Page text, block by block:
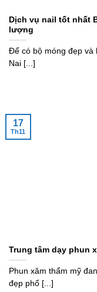
Dịch vụ nail tốt nhất
lượng
Để có bộ móng đẹp và
Nai [...]
Trung tâm dạy phun
Phun xăm thẩm mỹ
đẹp phổ [...]
17
Th11